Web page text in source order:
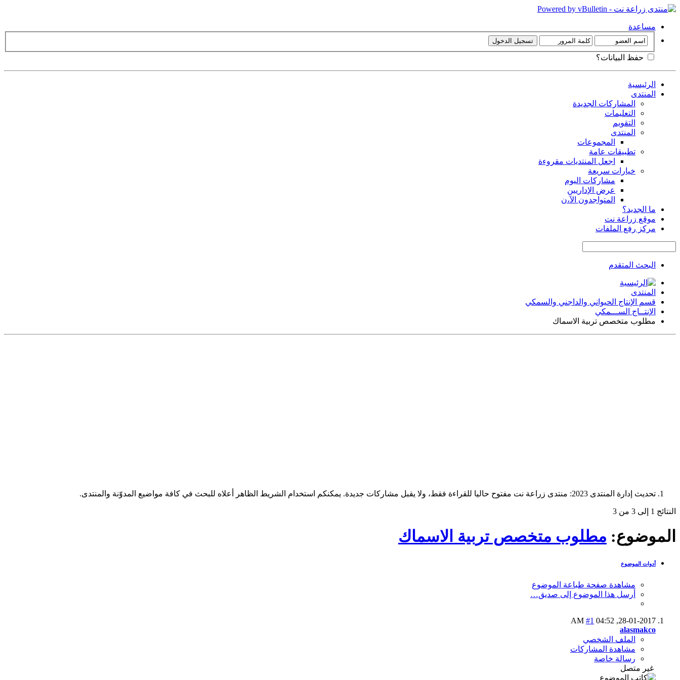
مساعدة
حفظ البيانات؟
الرئيسية
المنتدى
المشاركات الجديدة
التعليمات
التقويم
المنتدى
المجموعات
تطبيقات عامة
اجعل المنتديات مقروءة
خيارات سريعة
مشاركات اليوم
عرض الإداريين
المتواجدون الآ،ن
ما الجديد؟
موقع زراعة نت
مركز رفع الملفات
البحث المتقدم
المنتدى
قسم الإنتاج الحيواني والداجني والسمكي
الإنتــاج الســـمكي
مطلوب متخصص تربية الاسماك
تحديث إدارة المنتدى 2023: منتدى زراعة نت مفتوح حاليا للقراءة فقط، ولا يقبل مشاركات جديدة. يمكنكم استخدام الشريط الظاهر أعلاه للبحث في كافة مواضيع المدوّنة والمنتدى.
النتائج 1 إلى 3 من 3
الموضوع: مطلوب متخصص تربية الاسماك
أدوات الموضوع
مشاهدة صفحة طباعة الموضوع
أرسل هذا الموضوع إلى صديق…
28-01-2017,
04:52 AM
#1
alasmakco
الملف الشخصي
مشاهدة المشاركات
رسالة خاصة
غير متصل